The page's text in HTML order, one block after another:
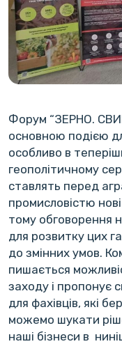
Форум “ЗЕРНО.
основною подією
особливо в
геополітичному
ставлять перед
промисловістю
тому обговорення
для розвитку цих
до змінних умов.
пишається
заходу і пропонує
для фахівців, які
можемо шукати
наші бізнеси в